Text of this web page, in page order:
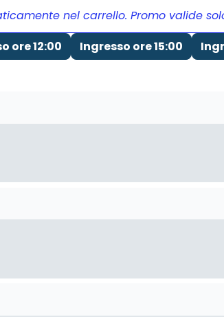
nel carrello. Promo valide
ore 12:00 Ingresso ore 15:00